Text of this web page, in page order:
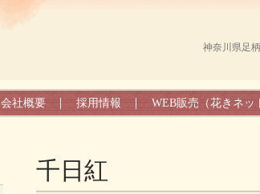
神奈川県足
会社概要 採用情報 WEB販売（花きネッ
千日紅